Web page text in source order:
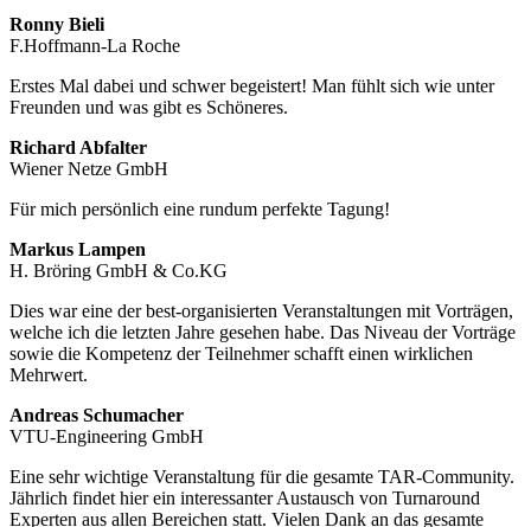
Ronny Bieli
F.Hoffmann-La Roche
Erstes Mal dabei und schwer begeistert! Man fühlt sich wie unter
Freunden und was gibt es Schöneres.
Richard Abfalter
Wiener Netze GmbH
Für mich persönlich eine rundum perfekte Tagung!
Markus Lampen
H. Bröring GmbH & Co.KG
Dies war eine der best-organisierten Veranstaltungen mit Vorträgen,
welche ich die letzten Jahre gesehen habe. Das Niveau der Vorträge
sowie die Kompetenz der Teilnehmer schafft einen wirklichen
Mehrwert.
Andreas Schumacher
VTU-Engineering GmbH
Eine sehr wichtige Veranstaltung für die gesamte TAR-Community.
Jährlich findet hier ein interessanter Austausch von Turnaround
Experten aus allen Bereichen statt. Vielen Dank an das gesamte